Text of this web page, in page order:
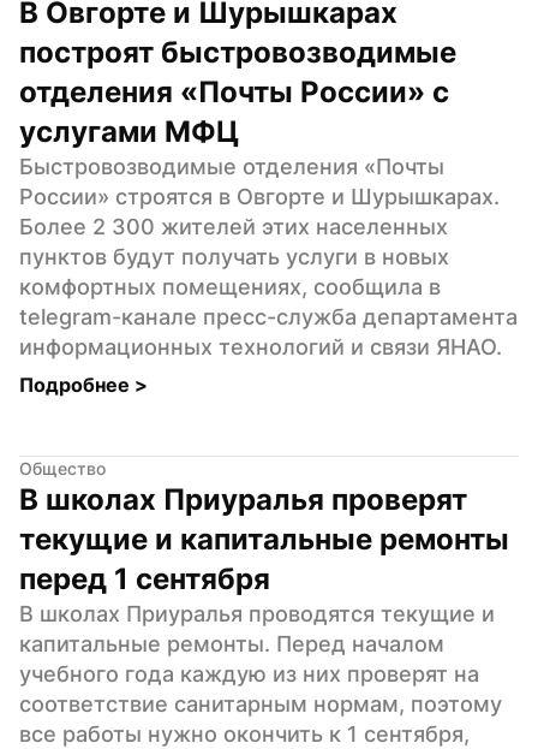
В Овгорте и Шурышкарах
построят быстровозводимые
отделения «Почты России» с
услугами МФЦ
Быстровозводимые отделения «Почты
России» строятся в Овгорте и Шурышкарах.
Более 2 300 жителей этих населенных
пунктов будут получать услуги в новых
комфортных помещениях, сообщила в
telegram-канале пресс-служба департамента
информационных технологий и связи ЯНАО.
Подробнее >
Общество
В школах Приуралья проверят
текущие и капитальные ремонты
перед 1 сентября
В школах Приуралья проводятся текущие и
капитальные ремонты. Перед началом
учебного года каждую из них проверят на
соответствие санитарным нормам, поэтому
все работы нужно окончить к 1 сентября,